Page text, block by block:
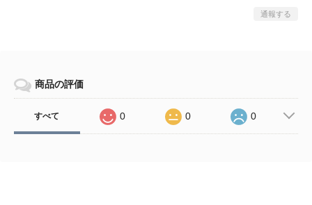
通報する
商品の評価
すべて 0 0 0